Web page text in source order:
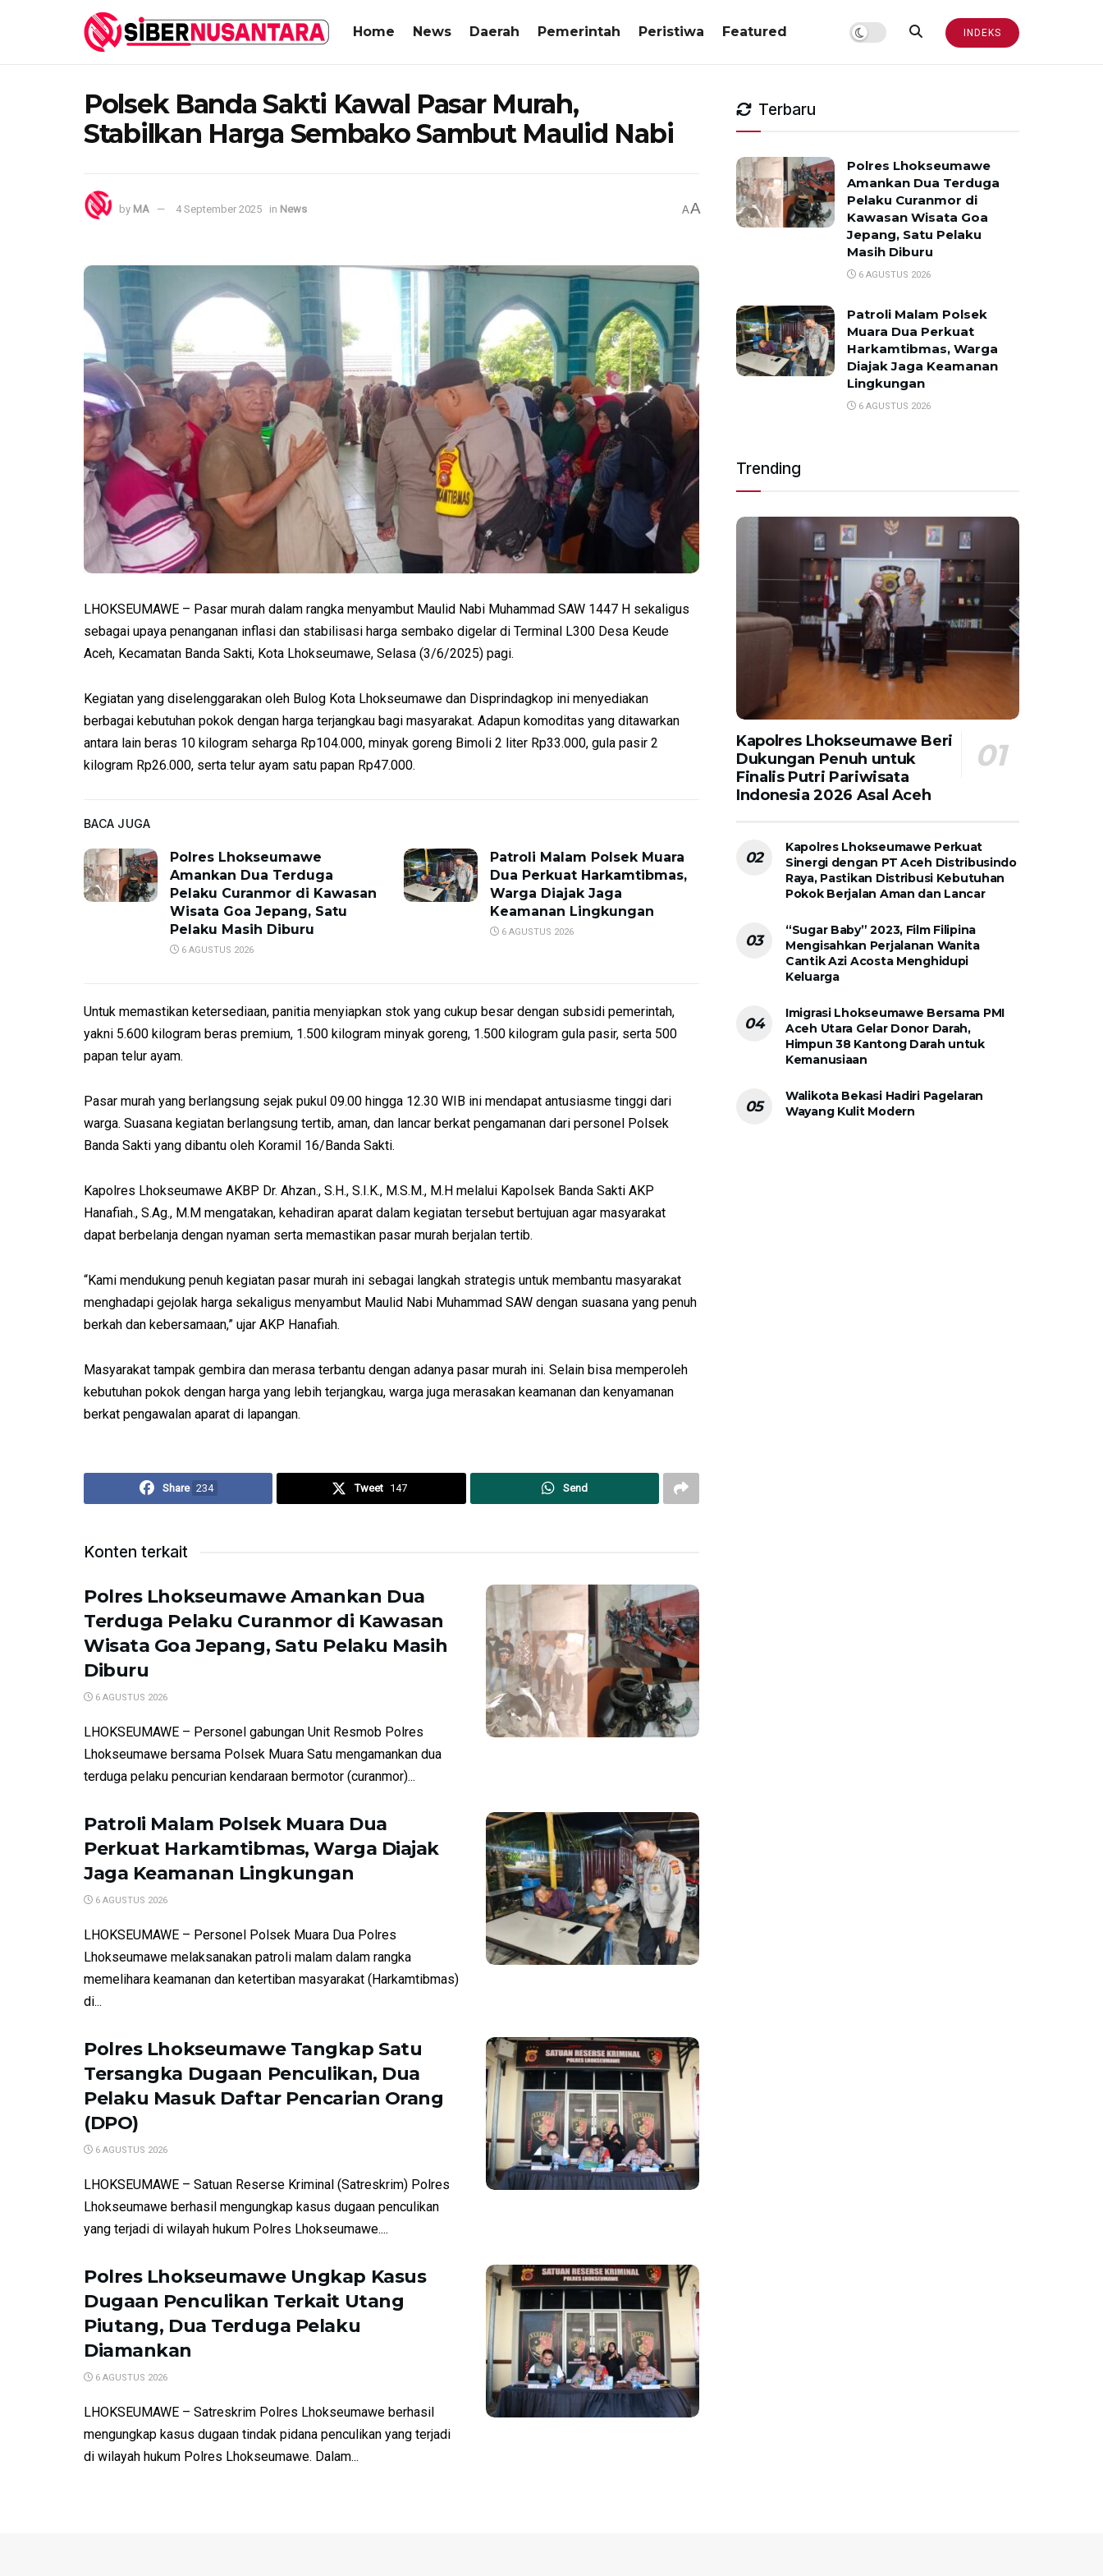
Home News Daerah Pemerintah Peristiwa Featured INDEKS
Polsek Banda Sakti Kawal Pasar Murah,
Stabilkan Harga Sembako Sambut Maulid Nabi
by MA 4 September 2025 in News AA
LHOKSEUMAWE – Pasar murah dalam rangka menyambut Maulid Nabi Muhammad SAW 1447 H sekaligus
sebagai upaya penanganan inflasi dan stabilisasi harga sembako digelar di Terminal L300 Desa Keude
Aceh, Kecamatan Banda Sakti, Kota Lhokseumawe, Selasa (3/6/2025) pagi.
Kegiatan yang diselenggarakan oleh Bulog Kota Lhokseumawe dan Disprindagkop ini menyediakan
berbagai kebutuhan pokok dengan harga terjangkau bagi masyarakat. Adapun komoditas yang ditawarkan
antara lain beras 10 kilogram seharga Rp104.000, minyak goreng Bimoli 2 liter Rp33.000, gula pasir 2
kilogram Rp26.000, serta telur ayam satu papan Rp47.000.
BACA JUGA
Polres Lhokseumawe
Amankan Dua Terduga
Pelaku Curanmor di Kawasan
Wisata Goa Jepang, Satu
Pelaku Masih Diburu
6 AGUSTUS 2026
Patroli Malam Polsek Muara
Dua Perkuat Harkamtibmas,
Warga Diajak Jaga
Keamanan Lingkungan
6 AGUSTUS 2026
Untuk memastikan ketersediaan, panitia menyiapkan stok yang cukup besar dengan subsidi pemerintah,
yakni 5.600 kilogram beras premium, 1.500 kilogram minyak goreng, 1.500 kilogram gula pasir, serta 500
papan telur ayam.
Pasar murah yang berlangsung sejak pukul 09.00 hingga 12.30 WIB ini mendapat antusiasme tinggi dari
warga. Suasana kegiatan berlangsung tertib, aman, dan lancar berkat pengamanan dari personel Polsek
Banda Sakti yang dibantu oleh Koramil 16/Banda Sakti.
Kapolres Lhokseumawe AKBP Dr. Ahzan., S.H., S.I.K., M.S.M., M.H melalui Kapolsek Banda Sakti AKP
Hanafiah., S.Ag., M.M mengatakan, kehadiran aparat dalam kegiatan tersebut bertujuan agar masyarakat
dapat berbelanja dengan nyaman serta memastikan pasar murah berjalan tertib.
“Kami mendukung penuh kegiatan pasar murah ini sebagai langkah strategis untuk membantu masyarakat
menghadapi gejolak harga sekaligus menyambut Maulid Nabi Muhammad SAW dengan suasana yang penuh
berkah dan kebersamaan,” ujar AKP Hanafiah.
Masyarakat tampak gembira dan merasa terbantu dengan adanya pasar murah ini. Selain bisa memperoleh
kebutuhan pokok dengan harga yang lebih terjangkau, warga juga merasakan keamanan dan kenyamanan
berkat pengawalan aparat di lapangan.
Share 234 Tweet 147 Send
Konten terkait
Polres Lhokseumawe Amankan Dua
Terduga Pelaku Curanmor di Kawasan
Wisata Goa Jepang, Satu Pelaku Masih
Diburu
6 AGUSTUS 2026
LHOKSEUMAWE – Personel gabungan Unit Resmob Polres
Lhokseumawe bersama Polsek Muara Satu mengamankan dua
terduga pelaku pencurian kendaraan bermotor (curanmor)...
Patroli Malam Polsek Muara Dua
Perkuat Harkamtibmas, Warga Diajak
Jaga Keamanan Lingkungan
6 AGUSTUS 2026
LHOKSEUMAWE – Personel Polsek Muara Dua Polres
Lhokseumawe melaksanakan patroli malam dalam rangka
memelihara keamanan dan ketertiban masyarakat (Harkamtibmas)
di...
Polres Lhokseumawe Tangkap Satu
Tersangka Dugaan Penculikan, Dua
Pelaku Masuk Daftar Pencarian Orang
(DPO)
6 AGUSTUS 2026
LHOKSEUMAWE – Satuan Reserse Kriminal (Satreskrim) Polres
Lhokseumawe berhasil mengungkap kasus dugaan penculikan
yang terjadi di wilayah hukum Polres Lhokseumawe....
Polres Lhokseumawe Ungkap Kasus
Dugaan Penculikan Terkait Utang
Piutang, Dua Terduga Pelaku
Diamankan
6 AGUSTUS 2026
LHOKSEUMAWE – Satreskrim Polres Lhokseumawe berhasil
mengungkap kasus dugaan tindak pidana penculikan yang terjadi
di wilayah hukum Polres Lhokseumawe. Dalam...
Terbaru
Polres Lhokseumawe
Amankan Dua Terduga
Pelaku Curanmor di
Kawasan Wisata Goa
Jepang, Satu Pelaku
Masih Diburu
6 AGUSTUS 2026
Patroli Malam Polsek
Muara Dua Perkuat
Harkamtibmas, Warga
Diajak Jaga Keamanan
Lingkungan
6 AGUSTUS 2026
Trending
Kapolres Lhokseumawe Beri
Dukungan Penuh untuk
Finalis Putri Pariwisata
Indonesia 2026 Asal Aceh
Kapolres Lhokseumawe Perkuat
Sinergi dengan PT Aceh Distribusindo
Raya, Pastikan Distribusi Kebutuhan
Pokok Berjalan Aman dan Lancar
“Sugar Baby” 2023, Film Filipina
Mengisahkan Perjalanan Wanita
Cantik Azi Acosta Menghidupi
Keluarga
Imigrasi Lhokseumawe Bersama PMI
Aceh Utara Gelar Donor Darah,
Himpun 38 Kantong Darah untuk
Kemanusiaan
Walikota Bekasi Hadiri Pagelaran
Wayang Kulit Modern